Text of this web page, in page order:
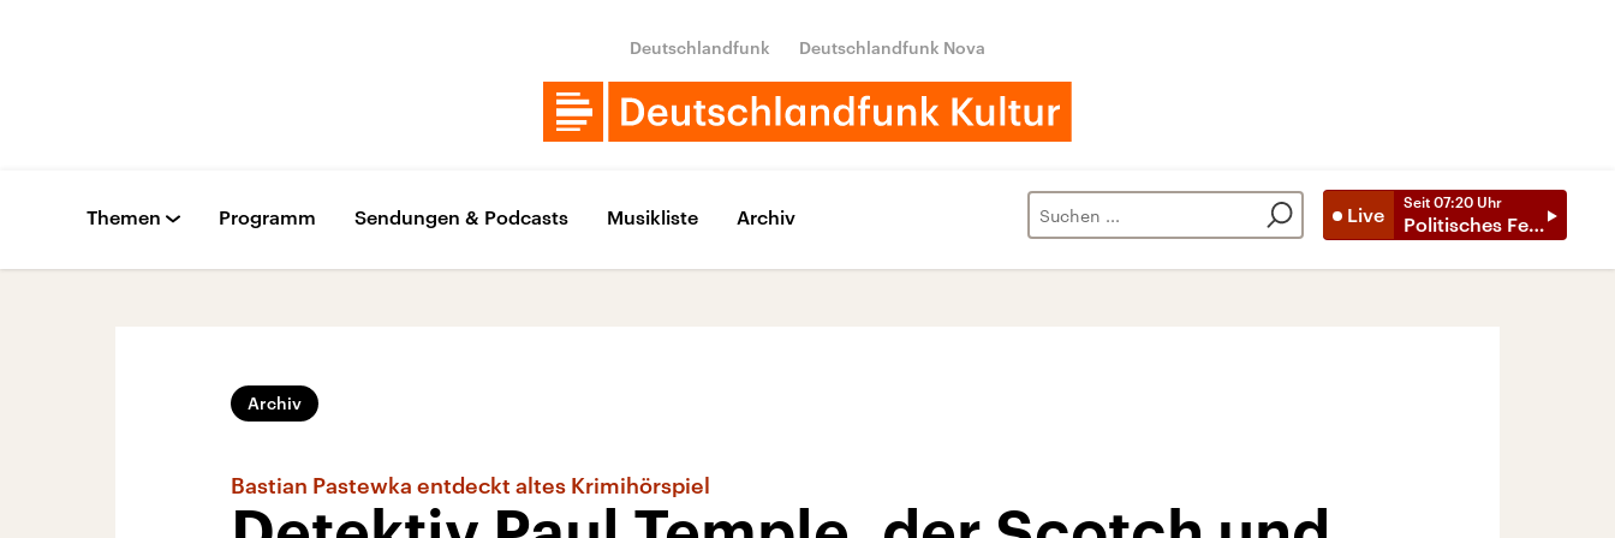
Deutschlandfunk Deutschlandfunk Nova
Live
Seit 07:20 Uhr
Politisches Feuilleton
Themen Programm Sendungen & Podcasts Musikliste Archiv
Archiv
Bastian Pastewka entdeckt altes Krimihörspiel